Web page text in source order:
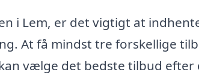
i Lem, er det vigtigt at
At få mindst tre forskellige
vælge det bedste tilbud efter